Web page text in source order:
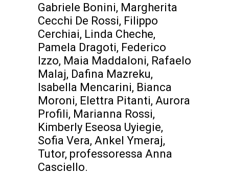
Gabriele Bonini, Margherita
Cecchi De Rossi, Filippo
Cerchiai, Linda Cheche,
Pamela Dragoti, Federico
Izzo, Maia Maddaloni, Rafaelo
Malaj, Dafina Mazreku,
Isabella Mencarini, Bianca
Moroni, Elettra Pitanti, Aurora
Profili, Marianna Rossi,
Kimberly Eseosa Uyiegie,
Sofia Vera, Ankel Ymeraj,
Tutor, professoressa Anna
Casciello.